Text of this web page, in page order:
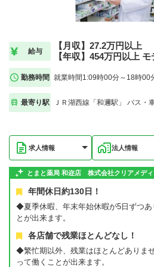
給与
【月収】27.2万円以上
【年収】454万円以上 モ
勤務時間 就業時間1:09時00分～18時00
最寄り駅 ＪＲ湖西線「和邇駅」 バス・
求人情報 法人情報
とまと薬局 和迩店 株式会社クリアメデ
年間休日約130日！
◆夏季休暇、年末年始休暇が5日ずつあ
とが出来ます。
各店舗で残業ほとんどなし！
◆繁忙期以外、残業はほとんどありま
って働くことが出来ます。